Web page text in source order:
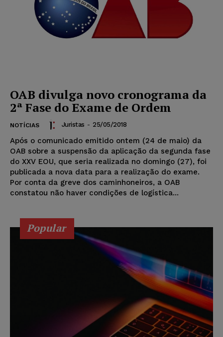
OAB divulga novo cronograma da
2ª Fase do Exame de Ordem
NOTÍCIAS Juristas - 25/05/2018
Após o comunicado emitido ontem (24 de maio) da
OAB sobre a suspensão da aplicação da segunda fase
do XXV EOU, que seria realizada no domingo (27), foi
publicada a nova data para a realização do exame.
Por conta da greve dos caminhoneiros, a OAB
constatou não haver condições de logística...
Popular